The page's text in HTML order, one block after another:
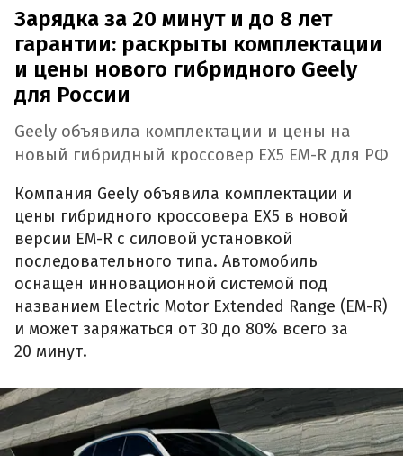
Зарядка за 20 минут и до 8 лет
гарантии: раскрыты комплектации
и цены нового гибридного Geely
для России
Geely объявила комплектации и цены на
новый гибридный кроссовер EX5 EM-R для РФ
Компания Geely объявила комплектации и
цены гибридного кроссовера EX5 в новой
версии EM-R с силовой установкой
последовательного типа. Автомобиль
оснащен инновационной системой под
названием Electric Motor Extended Range (EM-R)
и может заряжаться от 30 до 80% всего за
20 минут.